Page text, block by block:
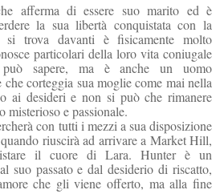
afferma di essere suo marito ed è
la sua libertà conquistata con la
si trova davanti è fisicamente molto
particolari della loro vita coniugale
sapere, ma è anche un uomo
corteggia sua moglie come mai nella
ai desideri e non si può che rimanere
misterioso e passionale.
con tutti i mezzi a sua disposizione
riuscirà ad arrivare a Market Hill,
il cuore di Lara. Hunter è un
suo passato e dal desiderio di riscatto,
che gli viene offerto, ma alla fine